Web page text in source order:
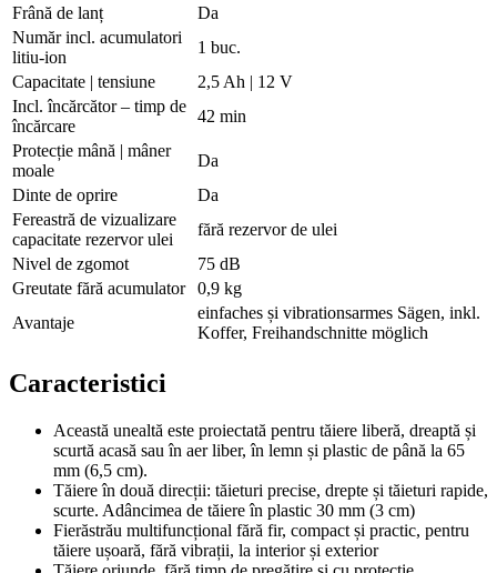
Frână de lanț
Da
Număr incl. acumulatori
litiu-ion
1 buc.
Capacitate | tensiune
2,5 Ah | 12 V
Incl. încărcător – timp de
încărcare
42 min
Protecție mână | mâner
moale
Da
Dinte de oprire
Da
Fereastră de vizualizare
capacitate rezervor ulei
fără rezervor de ulei
Nivel de zgomot
75 dB
Greutate fără acumulator
0,9 kg
Avantaje
einfaches și vibrationsarmes Sägen, inkl.
Koffer, Freihandschnitte möglich
Caracteristici
Această unealtă este proiectată pentru tăiere liberă, dreaptă și
scurtă acasă sau în aer liber, în lemn și plastic de până la 65
mm (6,5 cm).
Tăiere în două direcții: tăieturi precise, drepte și tăieturi rapide,
scurte. Adâncimea de tăiere în plastic 30 mm (3 cm)
Fierăstrău multifuncțional fără fir, compact și practic, pentru
tăiere ușoară, fără vibrații, la interior și exterior